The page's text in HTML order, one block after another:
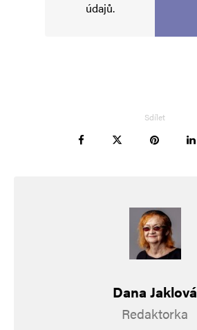
Vaše e-mailová adresa nebude zveřejněna.
údajů.
Sdílet
Dana Jaklová
Redaktorka